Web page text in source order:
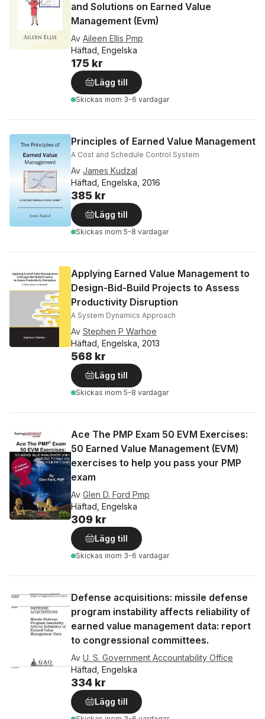
and Solutions on Earned Value
Management (Evm)
Av Aileen Ellis Pmp
Häftad, Engelska
175 kr
Lägg till
Skickas inom 3-6 vardagar
Principles of Earned Value Management
A Cost and Schedule Control System
Av James Kudzal
Häftad, Engelska, 2016
385 kr
Lägg till
Skickas inom 5-8 vardagar
Applying Earned Value Management to
Design-Bid-Build Projects to Assess
Productivity Disruption
A System Dynamics Approach
Av Stephen P Warhoe
Häftad, Engelska, 2013
568 kr
Lägg till
Skickas inom 5-8 vardagar
Ace The PMP Exam 50 EVM Exercises:
50 Earned Value Management (EVM)
exercises to help you pass your PMP
exam
Av Glen D. Ford Pmp
Häftad, Engelska
309 kr
Lägg till
Skickas inom 3-6 vardagar
Defense acquisitions: missile defense
program instability affects reliability of
earned value management data: report
to congressional committees.
Av U. S. Government Accountability Office
Häftad, Engelska
334 kr
Lägg till